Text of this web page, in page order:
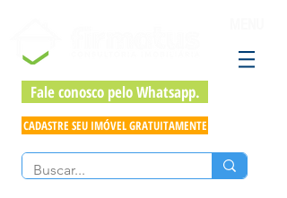
Fale conosco pelo Whatsapp.
CADASTRE SEU IMÓVEL GRATUITAMENTE